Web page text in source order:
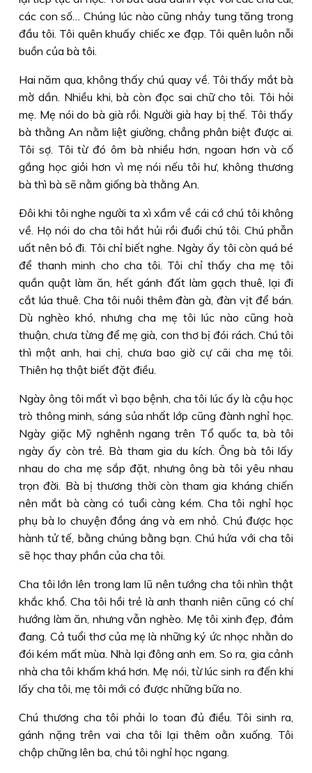
các con số… Chúng lúc nào cũng nhảy tung tăng trong
đầu tôi. Tôi quên khuấy chiếc xe đạp. Tôi quên luôn nỗi
buồn của bà tôi.
Hai năm qua, không thấy chú quay về. Tôi thấy mắt bà
mờ dần. Nhiều khi, bà còn đọc sai chữ cho tôi. Tôi hỏi
mẹ. Mẹ nói do bà già rồi. Người già hay bị thế. Tôi thấy
bà thằng An nằm liệt giường, chẳng phân biệt được ai.
Tôi sợ. Tôi từ đó ôm bà nhiều hơn, ngoan hơn và cố
gắng học giỏi hơn vì mẹ nói nếu tôi hư, không thương
bà thì bà sẽ nằm giống bà thằng An.
Ðôi khi tôi nghe người ta xì xầm về cái cớ chú tôi không
về. Họ nói do cha tôi hắt hủi rồi đuổi chú tôi. Chú phẫn
uất nên bỏ đi. Tôi chỉ biết nghe. Ngày ấy tôi còn quá bé
để thanh minh cho cha tôi. Tôi chỉ thấy cha mẹ tôi
quần quật làm ăn, hết gánh đất làm gạch thuê, lại đi
cắt lúa thuê. Cha tôi nuôi thêm đàn gà, đàn vịt để bán.
Dù nghèo khó, nhưng cha mẹ tôi lúc nào cũng hoà
thuận, chưa từng để mẹ già, con thơ bị đói rách. Chú tôi
thì một anh, hai chị, chưa bao giờ cự cãi cha mẹ tôi.
Thiên hạ thật biết đặt điều.
Ngày ông tôi mất vì bạo bệnh, cha tôi lúc ấy là cậu học
trò thông minh, sáng sủa nhất lớp cũng đành nghỉ học.
Ngày giặc Mỹ nghênh ngang trên Tổ quốc ta, bà tôi
ngày ấy còn trẻ. Bà tham gia du kích. Ông bà tôi lấy
nhau do cha mẹ sắp đặt, nhưng ông bà tôi yêu nhau
trọn đời. Bà bị thương thời còn tham gia kháng chiến
nên mắt bà càng có tuổi càng kém. Cha tôi nghỉ học
phụ bà lo chuyện đồng áng và em nhỏ. Chú được học
hành tử tế, bằng chúng bằng bạn. Chú hứa với cha tôi
sẽ học thay phần của cha tôi.
Cha tôi lớn lên trong lam lũ nên tướng cha tôi nhìn thật
khắc khổ. Cha tôi hồi trẻ là anh thanh niên cũng có chí
hướng làm ăn, nhưng vẫn nghèo. Mẹ tôi xinh đẹp, đảm
đang. Cả tuổi thơ của mẹ là những ký ức nhọc nhằn do
đói kém mất mùa. Nhà lại đông anh em. So ra, gia cảnh
nhà cha tôi khấm khá hơn. Mẹ nói, từ lúc sinh ra đến khi
lấy cha tôi, mẹ tôi mới có được những bữa no.
Chú thương cha tôi phải lo toan đủ điều. Tôi sinh ra,
gánh nặng trên vai cha tôi lại thêm oằn xuống. Tôi
chập chững lên ba, chú tôi nghỉ học ngang.